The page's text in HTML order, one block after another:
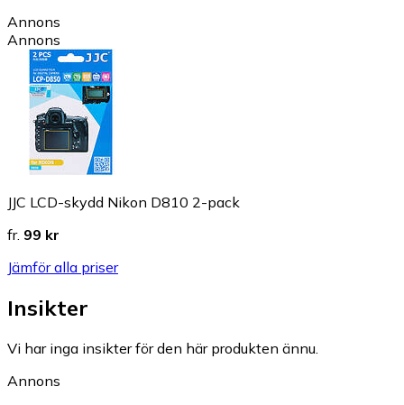
Annons
Annons
JJC LCD-skydd Nikon D810 2-pack
fr. 99 kr
Jämför alla priser
Insikter
Vi har inga insikter för den här produkten ännu.
Annons